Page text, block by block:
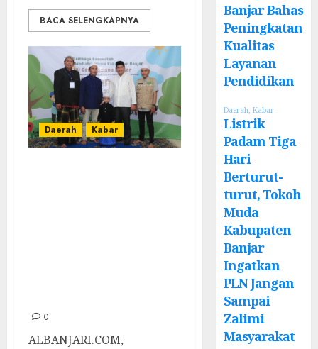
BACA SELENGKAPNYA
Daerah Kabar
0
ALBANJARI.COM,
Banjar Bahas
Peningkatan
Kualitas
Layanan
Pendidikan
Daerah ,Kabar
Listrik
Padam Tiga
Hari
Berturut-
turut, Tokoh
Muda
Kabupaten
Banjar
Ingatkan
PLN Jangan
Sampai
Zalimi
Masyarakat